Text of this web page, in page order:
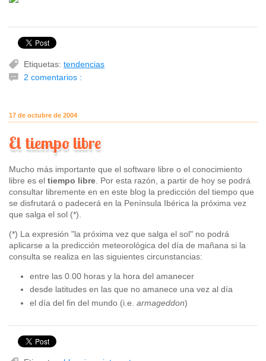
Etiquetas:tendencias
2 comentarios :
17 de octubre de 2004
El tiempo libre
Mucho más importante que el software libre o el conocimiento
libre es el tiempo libre . Por esta razón, a partir de hoy se podrá
consultar libremente en en este blog la predicción del tiempo que
se disfrutará o padecerá en la Península Ibérica la próxima vez
que salga el sol (*).
(*) La expresión "la próxima vez que salga el sol" no podrá
aplicarse a la predicción meteorológica del día de mañana si la
consulta se realiza en las siguientes circunstancias:
entre las 0.00 horas y la hora del amanecer
desde latitudes en las que no amanece una vez al día
el día del fin del mundo (i.e. armageddon)